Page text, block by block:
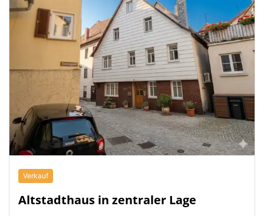
Verkauf
Altstadthaus in zentraler Lage